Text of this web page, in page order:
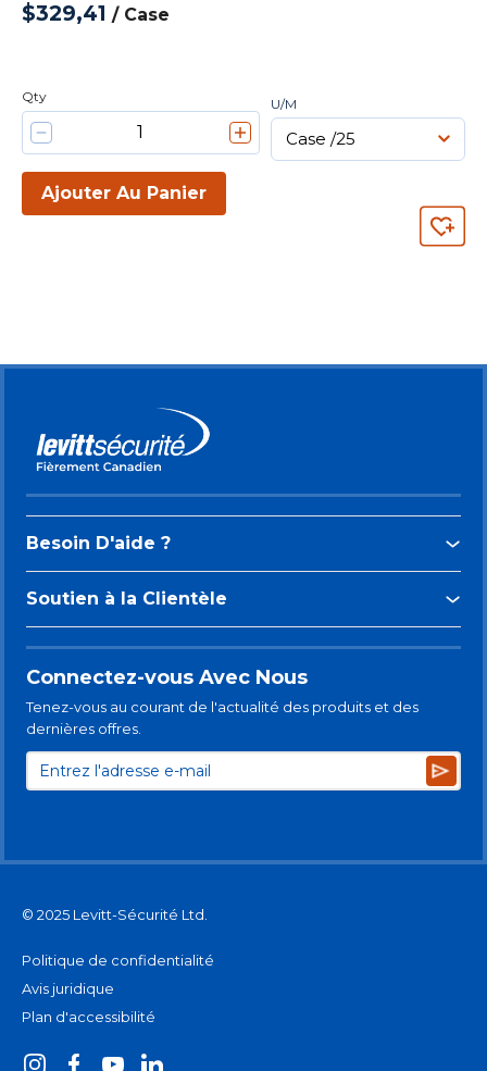
$329,41 / Case
Qty U/M
Ajouter Au Panier
Besoin D'aide ?
Soutien à la Clientèle
Connectez-vous Avec Nous
Tenez-vous au courant de l'actualité des produits et des
dernières offres.
© 2025 Levitt-Sécurité Ltd.
Politique de confidentialité
Avis juridique
Plan d'accessibilité